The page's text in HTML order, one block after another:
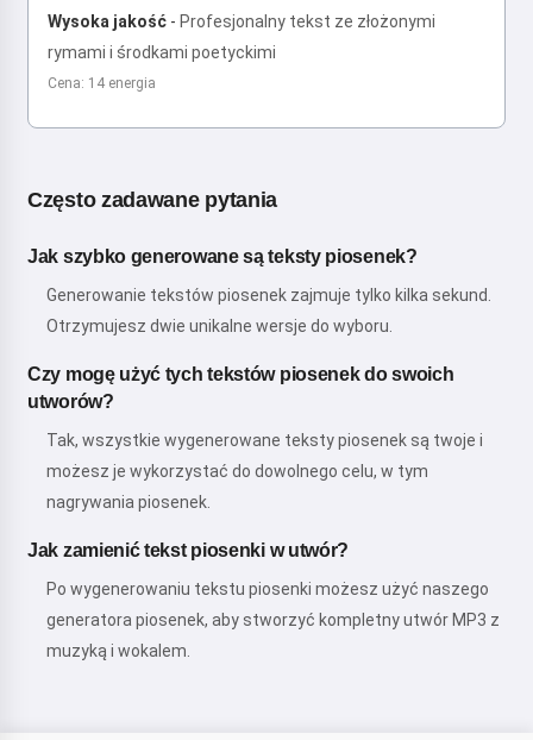
Wysoka jakość - Profesjonalny tekst ze złożonymi
rymami i środkami poetyckimi
Cena: 14 energia
Często zadawane pytania
Jak szybko generowane są teksty piosenek?
Generowanie tekstów piosenek zajmuje tylko kilka sekund.
Otrzymujesz dwie unikalne wersje do wyboru.
Czy mogę użyć tych tekstów piosenek do swoich
utworów?
Tak, wszystkie wygenerowane teksty piosenek są twoje i
możesz je wykorzystać do dowolnego celu, w tym
nagrywania piosenek.
Jak zamienić tekst piosenki w utwór?
Po wygenerowaniu tekstu piosenki możesz użyć naszego
generatora piosenek, aby stworzyć kompletny utwór MP3 z
muzyką i wokalem.